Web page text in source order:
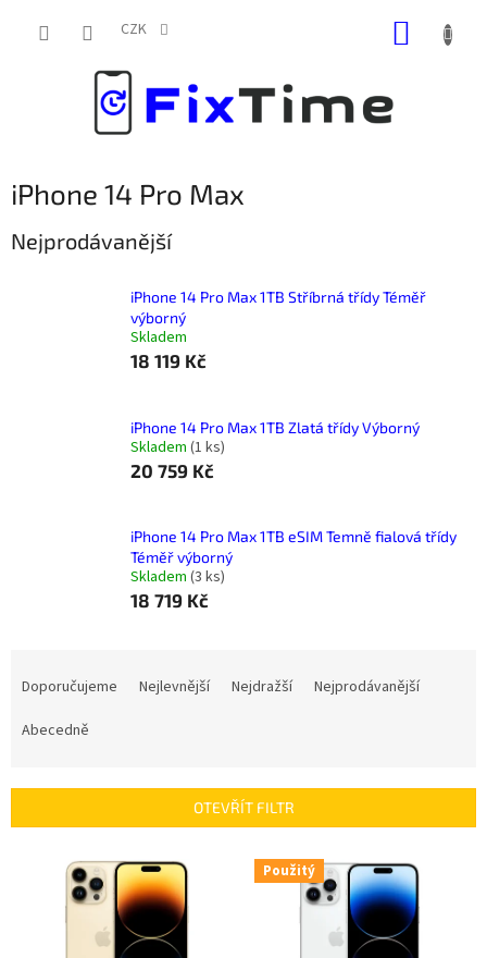
CZK
iPhone 14 Pro Max
Nejprodávanější
iPhone 14 Pro Max 1TB Stříbrná třídy Téměř
výborný
Skladem
18 119 Kč
iPhone 14 Pro Max 1TB Zlatá třídy Výborný
Skladem (1 ks)
20 759 Kč
iPhone 14 Pro Max 1TB eSIM Temně fialová třídy
Téměř výborný
Skladem (3 ks)
18 719 Kč
r
Doporučujeme Nejlevnější Nejdražší
Nejprodávanější
Abecedně
OTEVŘÍT FILTR
Použitý